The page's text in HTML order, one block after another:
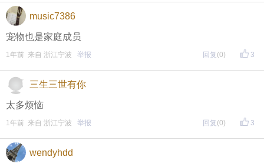
二、分享主题帖，阅读数达到5个即可领取红包！
（必须在手机客户端参与哦！请注意下方参与方式
↓ ）
方式一：iOS已经上线，请大家在苹果手机APP Store页
面搜索下载
方式二 ：安卓系统已经上线，请大家在安卓应用市场
music7386
宠物也是家庭成员
3
1年前 来自 浙江宁波 举报 回复 (0)
三生三世有你
太多烦恼
3
1年前 来自 浙江宁波 举报 回复 (0)
wendyhdd